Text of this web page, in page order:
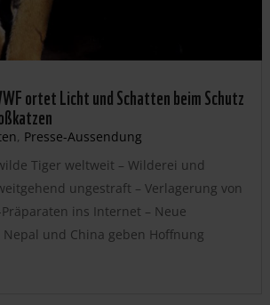
ortet Licht und Schatten beim Schutz
, Presse-Aussendung
Tiger weltweit – Wilderei und
ungestraft – Verlagerung von
ins Internet – Neue
Nepal und China geben Hoffnung